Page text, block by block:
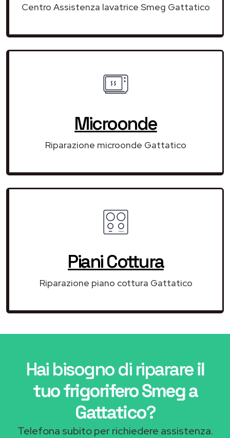
Centro Assistenza lavatrice Smeg Gattatico
Microonde
Riparazione microonde Gattatico
Piani Cottura
Riparazione piano cottura Gattatico
Hai bisogno di riparareil
tuo frigorifero Smeg a
Gattatico?
Telefona subito per richiedere assistenza.